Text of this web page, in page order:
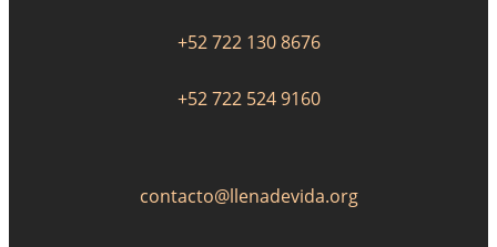
+52 722 130 8676
+52 722 524 9160
contacto@llenadevida.org